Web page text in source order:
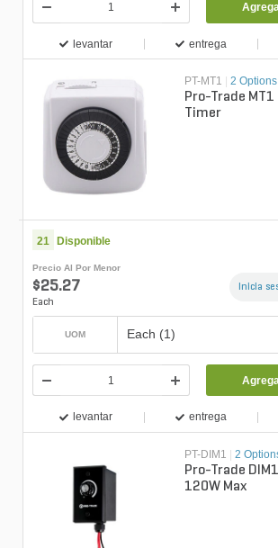
levantar entrega
PT-MT1 2 Options
Pro-Trade
Timer
21 Disponible
Precio Al Por Menor
$25.27
Each
Inicia
UOM Each (1)
levantar entrega
PT-DIM1 | 2
Pro-Trade
120W Max